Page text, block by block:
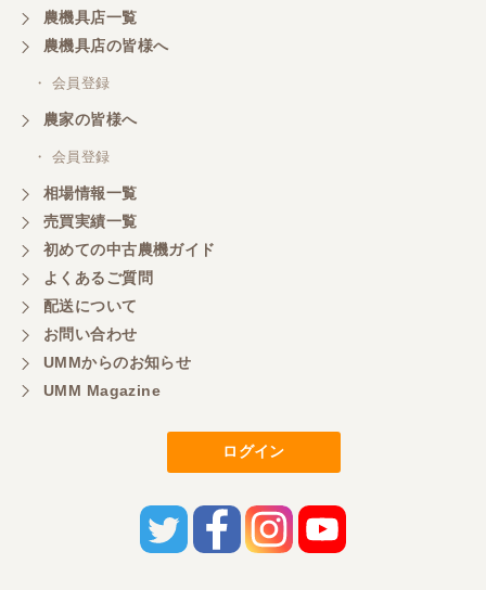
農機具店一覧
農機具店の皆様へ
・ 会員登録
農家の皆様へ
・ 会員登録
相場情報一覧
売買実績一覧
初めての中古農機ガイド
よくあるご質問
配送について
お問い合わせ
UMMからのお知らせ
UMM Magazine
ログイン